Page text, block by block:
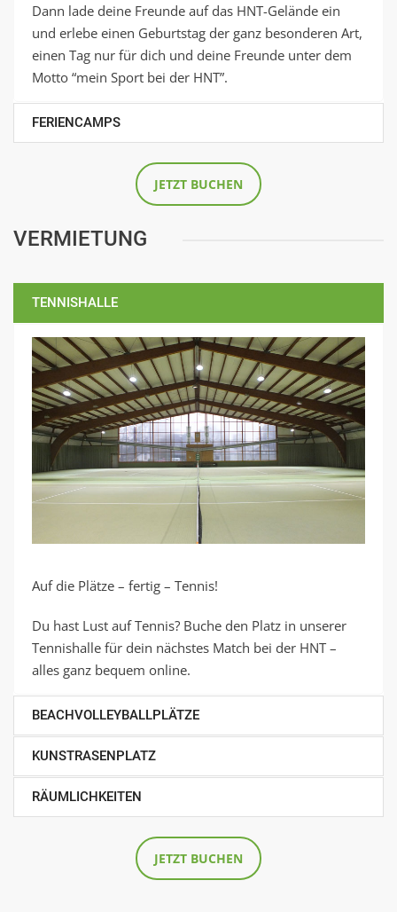
Dann lade deine Freunde auf das HNT-Gelände ein
und erlebe einen Geburtstag der ganz besonderen Art,
einen Tag nur für dich und deine Freunde unter dem
Motto “mein Sport bei der HNT”.
FERIENCAMPS
JETZT BUCHEN
VERMIETUNG
TENNISHALLE
Auf die Plätze – fertig – Tennis!
Du hast Lust auf Tennis? Buche den Platz in unserer
Tennishalle für dein nächstes Match bei der HNT –
alles ganz bequem online.
BEACHVOLLEYBALLPLÄTZE
KUNSTRASENPLATZ
RÄUMLICHKEITEN
JETZT BUCHEN